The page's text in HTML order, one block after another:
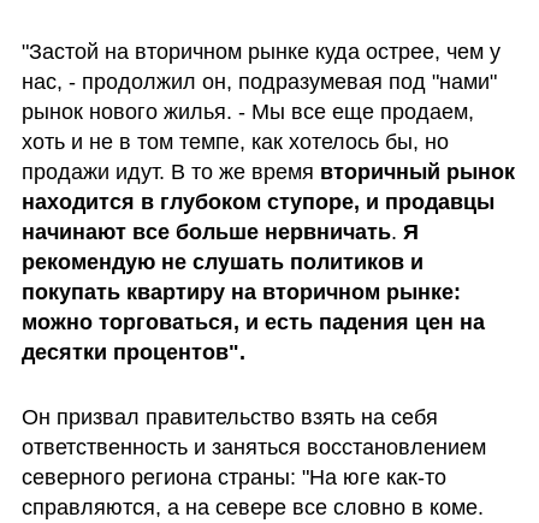
"Застой на вторичном рынке куда острее, чем у
нас, - продолжил он, подразумевая под "нами"
рынок нового жилья. - Мы все еще продаем,
хоть и не в том темпе, как хотелось бы, но
продажи идут. В то же время вторичный рынок
находится в глубоком ступоре, и продавцы
начинают все больше нервничать. Я
рекомендую не слушать политиков и
покупать квартиру на вторичном рынке:
можно торговаться, и есть падения цен на
десятки процентов".
Он призвал правительство взять на себя
ответственность и заняться восстановлением
северного региона страны: "На юге как-то
справляются, а на севере все словно в коме.